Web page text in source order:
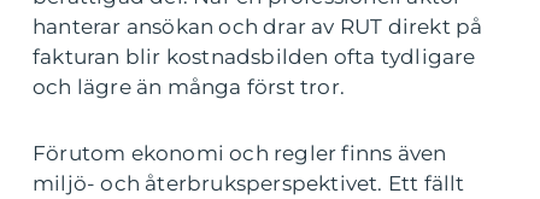
hanterar ansökan och drar av RUT direkt på
fakturan blir kostnadsbilden ofta tydligare
och lägre än många först tror.
Förutom ekonomi och regler finns även
miljö- och återbruksperspektivet. Ett fällt